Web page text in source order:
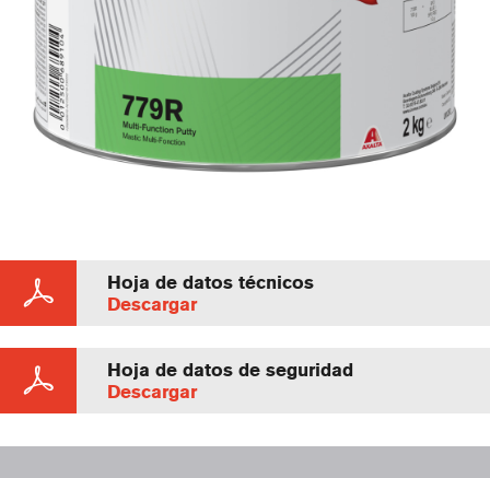
Hoja de datos técnicos
Descargar
Hoja de datos de seguridad
Descargar